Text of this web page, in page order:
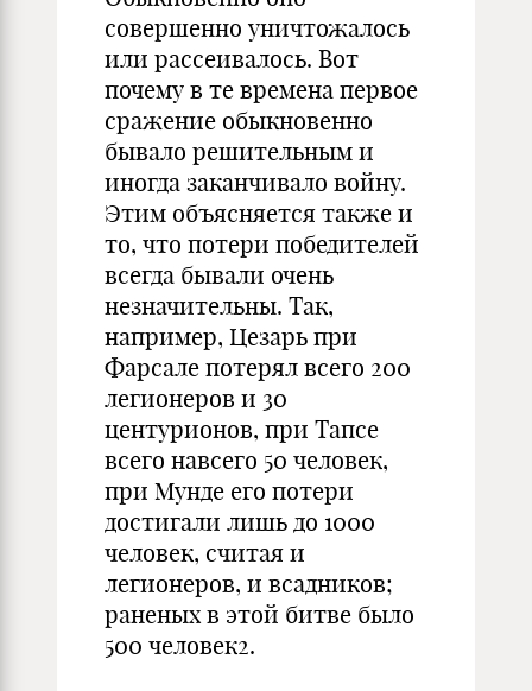
совершенно уничтожалось
или рассеивалось. Вот
почему в те времена первое
сражение обыкновенно
бывало решительным и
иногда заканчивало войну.
Этим объясняется также и
то, что потери победителей
всегда бывали очень
незначительны. Так,
например, Цезарь при
Фарсале потерял всего 200
легионеров и 30
центурионов, при Тапсе
всего навсего 50 человек,
при Мунде его потери
достигали лишь до 1000
человек, считая и
легионеров, и всадников;
раненых в этой битве было
500 человек2.